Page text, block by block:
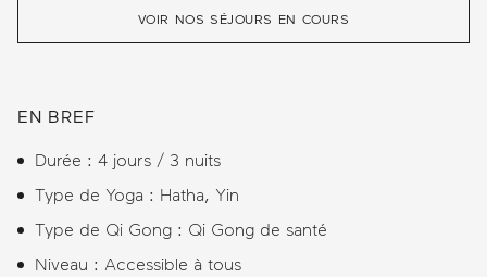
VOIR NOS SÉJOURS EN COURS
EN BREF
Durée : 4 jours / 3 nuits
Type de Yoga : Hatha, Yin
Type de Qi Gong : Qi Gong de santé
Niveau : Accessible à tous